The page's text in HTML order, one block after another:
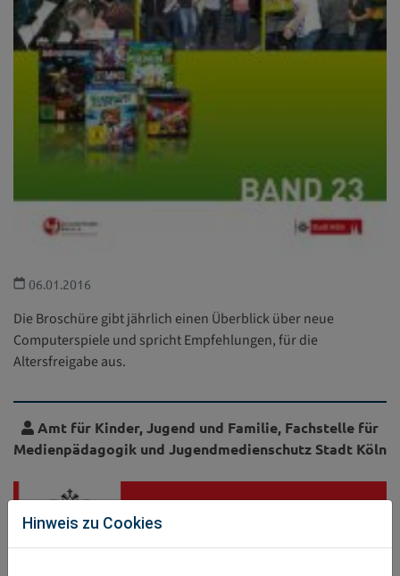
06.01.2016
Die Broschüre gibt jährlich einen Überblick über neue
Computerspiele und spricht Empfehlungen, für die
Altersfreigabe aus.
Amt für Kinder, Jugend und Familie, Fachstelle für
Medienpädagogik und Jugendmedienschutz Stadt Köln
Hinweis zu Cookies